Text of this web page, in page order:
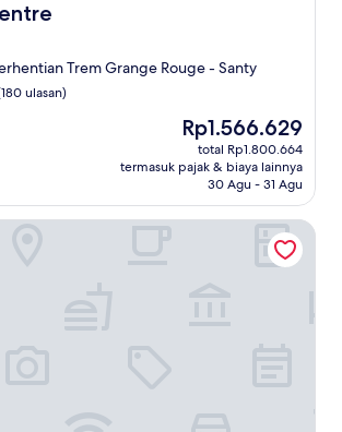
Trem Grange Rouge - Santy
ulasan)
Harga
sekarang
Rp1.566.629
Rp1.566.629
total Rp1.800.664
termasuk pajak & biaya lainnya
30 Agu - 31 Agu
Centre Berthelot